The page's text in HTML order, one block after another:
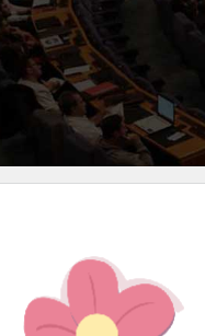
شروع گفتگو
@Armteam_admin_33
021-22021030
021-22021040
@alirezamehrabi_com
@alirezamehrabi_official